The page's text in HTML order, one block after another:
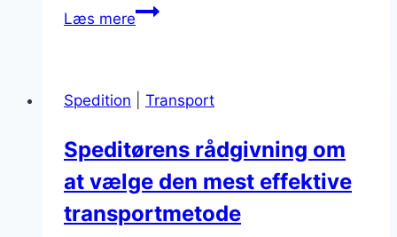
Læs mereSpeditør
muligheder
Spedition Transport
Speditørens rådgivning om
at vælge den mest effektive
transportmetode